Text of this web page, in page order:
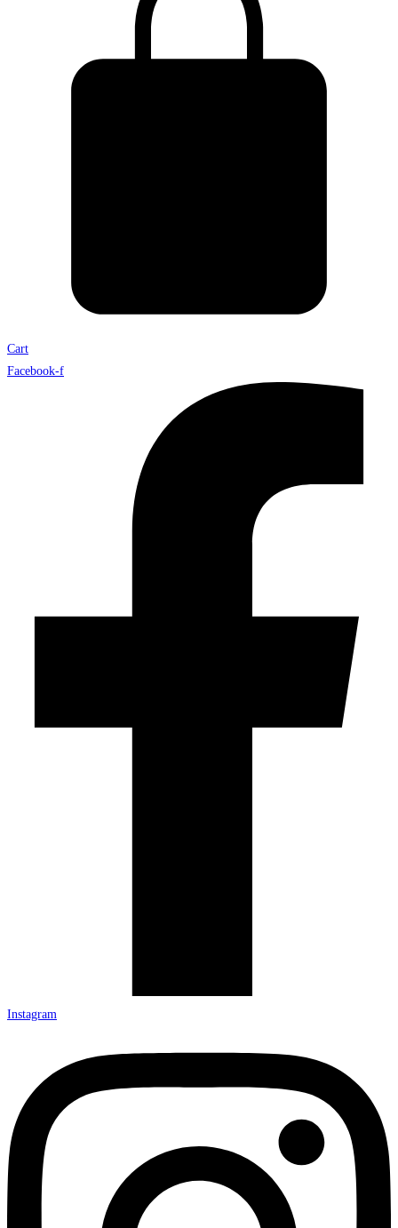
Cart
Facebook-f
Instagram